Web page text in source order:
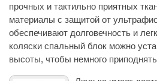
прочных и тактильно приятных
материалы с защитой от
обеспечивают долговечность и
коляски спальный блок можно
высоты, чтобы немного приподнять